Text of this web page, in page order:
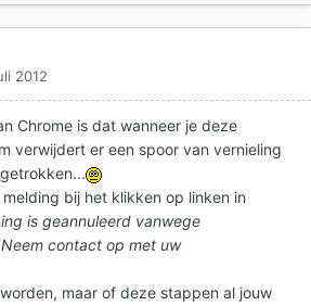
2012
Chrome is dat wanneer je deze
verwijdert er een spoor van vernieling
bij het klikken op linken in
is geannuleerd vanwege
contact op met uw
maar of deze stappen al jouw